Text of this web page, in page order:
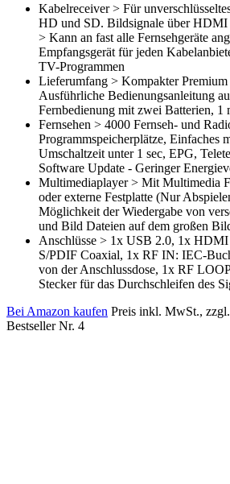
Kabelreceiver > Für
HD und SD. Bildsignale über HDMI
> Kann an fast alle Fernsehgeräte
Empfangsgerät für jeden
TV-Programmen
Lieferumfang > Kompakter
Ausführliche Bedienungsanleitung
Fernbedienung mit zwei Batterien,
Fernsehen > 4000 Fernseh- und
Programmspeicherplätze, Einfaches
Umschaltzeit unter 1 sec, EPG,
Software Update - Geringer
Multimediaplayer > Mit Multimedia
oder externe Festplatte (Nur
Möglichkeit der Wiedergabe von
und Bild Dateien auf dem großen
Anschlüsse > 1x USB 2.0, 1x
S/PDIF Coaxial, 1x RF IN: IEC-
von der Anschlussdose, 1x RF
Stecker für das Durchschleifen des
Bei Amazon kaufen Preis inkl. MwSt.,
Bestseller Nr. 4